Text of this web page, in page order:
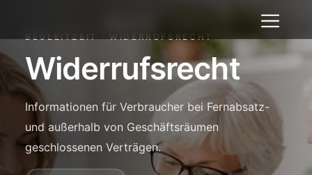
springenBEGLEITZEIT · WIDERRUFSRECHT
Widerrufsrecht
Informationen für Verbraucher bei Fernabsatz-
und außerhalb von Geschäftsräumen
geschlossenen Verträgen.